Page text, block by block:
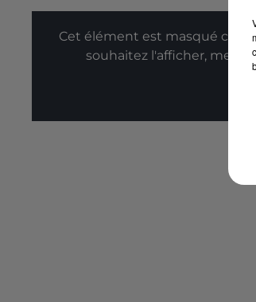
Cet élément est masqué
souhaitez l'afficher, merci